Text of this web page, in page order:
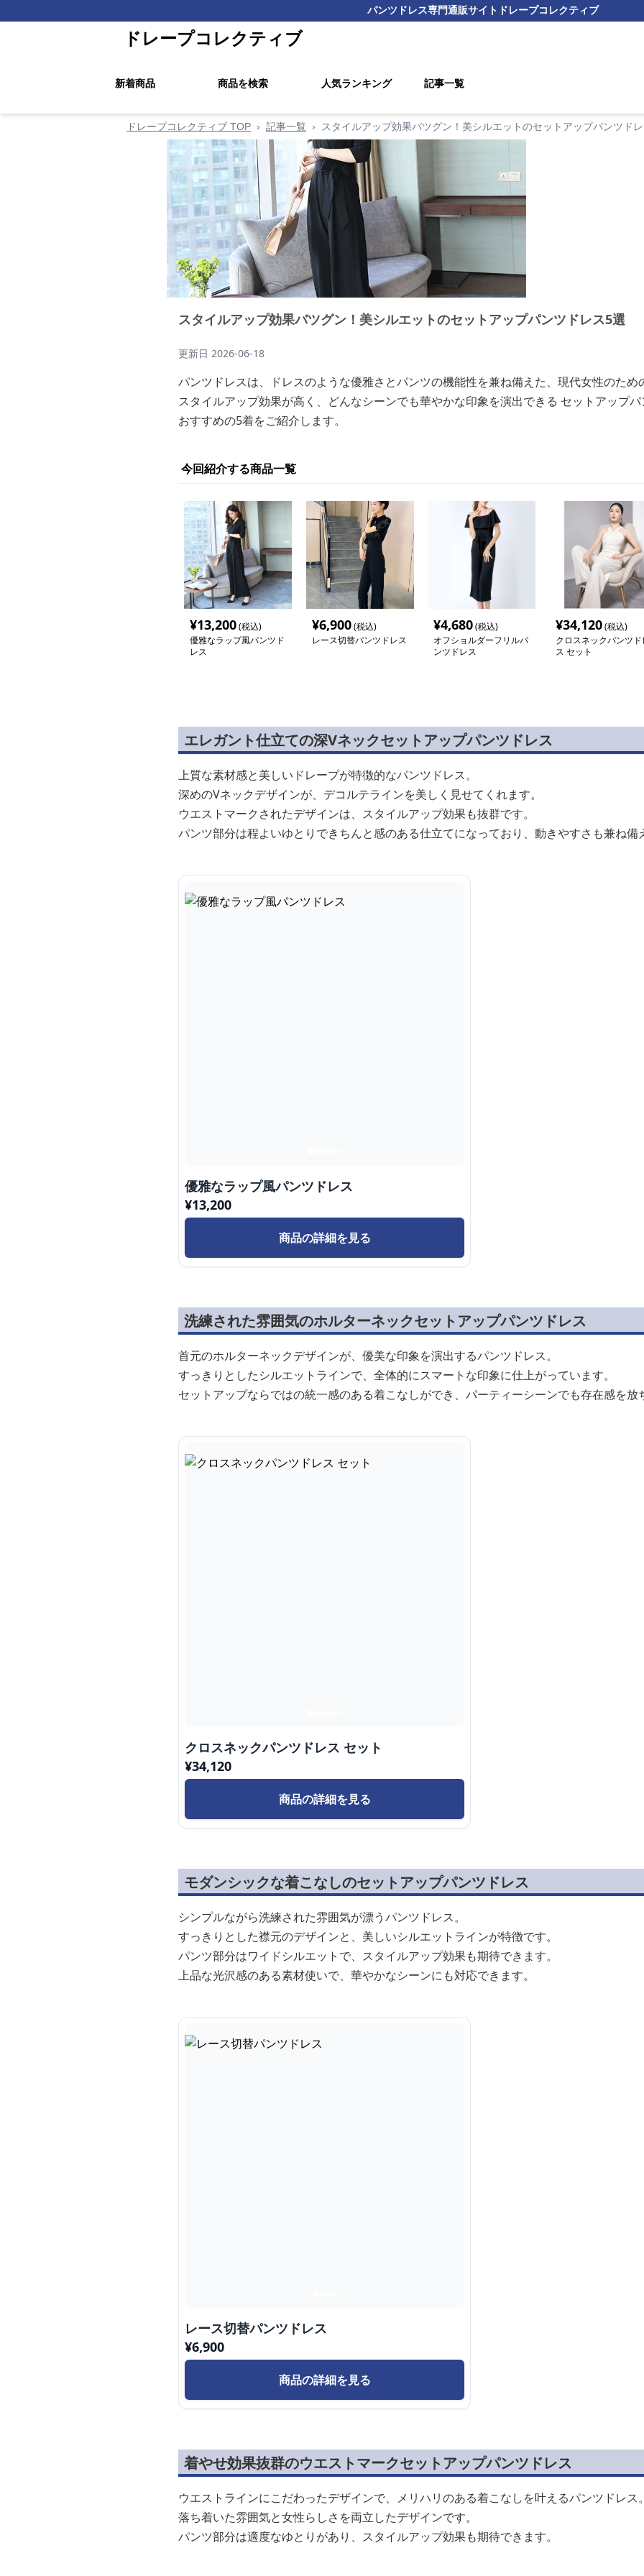
パンツドレス専門通販サイト ドレープコレクティブ
ドレープコレクティブ
新着商品 商品を検索 人気ランキング 記事一覧
ドレープコレクティブ TOP › 記事一覧 › スタイルアップ効果バツグン！美シルエットのセットアップパンツド
スタイルアップ効果バツグン！美シルエットのセットアップパンツドレス5選
更新日 2026-06-18
パンツドレスは、ドレスのような優雅さとパンツの機能性を兼ね備えた、現代女性のた
スタイルアップ効果が高く、どんなシーンでも華やかな印象を演出できる セットアップ
おすすめの5着をご紹介します。
今回紹介する商品一覧
¥13,200(税込)
優雅なラップ風パンツド
レス
¥6,900(税込)
レース切替パンツドレス
¥4,680(税込)
オフショルダーフリルパ
ンツドレス
¥34,120(税込)
クロスネックパンツド
ス セット
エレガント仕立ての深Vネックセットアップパンツドレス
上質な素材感と美しいドレープが特徴的なパンツドレス。
深めのVネックデザインが、デコルテラインを美しく見せてくれます。
ウエストマークされたデザインは、スタイルアップ効果も抜群です。
パンツ部分は程よいゆとりできちんと感のある仕立てになっており、動きやすさも兼ね備
優雅なラップ風パンツドレス
¥13,200
商品の詳細を見る
洗練された雰囲気のホルターネックセットアップパンツドレス
首元のホルターネックデザインが、優美な印象を演出するパンツドレス。
すっきりとしたシルエットラインで、全体的にスマートな印象に仕上がっています。
セットアップならではの統一感のある着こなしができ、パーティーシーンでも存在感を放
クロスネックパンツドレス セット
¥34,120
商品の詳細を見る
モダンシックな着こなしのセットアップパンツドレス
シンプルながら洗練された雰囲気が漂うパンツドレス。
すっきりとした襟元のデザインと、美しいシルエットラインが特徴です。
パンツ部分はワイドシルエットで、スタイルアップ効果も期待できます。
上品な光沢感のある素材使いで、華やかなシーンにも対応できます。
レース切替パンツドレス
¥6,900
商品の詳細を見る
着やせ効果抜群のウエストマークセットアップパンツドレス
ウエストラインにこだわったデザインで、メリハリのある着こなしを叶えるパンツドレス
落ち着いた雰囲気と女性らしさを両立したデザインです。
パンツ部分は適度なゆとりがあり、スタイルアップ効果も期待できます。